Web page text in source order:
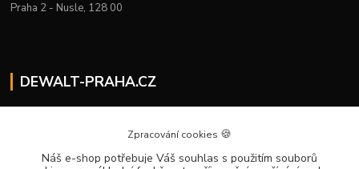
Praha 2 - Nusle, 128 00
DEWALT-PRAHA.CZ
+420 224 936 535
Zpracování cookies 🍪
Náš e-shop potřebuje Váš souhlas s použitím souborů